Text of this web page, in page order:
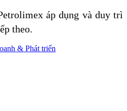
áp dụng và duy trì
theo.
& Phát triển